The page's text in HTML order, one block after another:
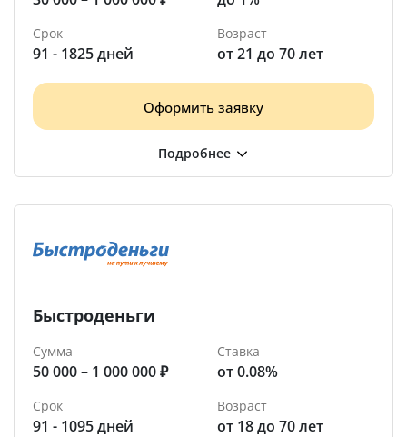
Срок
91 - 1825 дней
Возраст
от 21 до 70 лет
Оформить заявку
Быстроденьги
Сумма
50 000 – 1 000 000 ₽
Ставка
от 0.08%
Срок
91 - 1095 дней
Возраст
от 18 до 70 лет